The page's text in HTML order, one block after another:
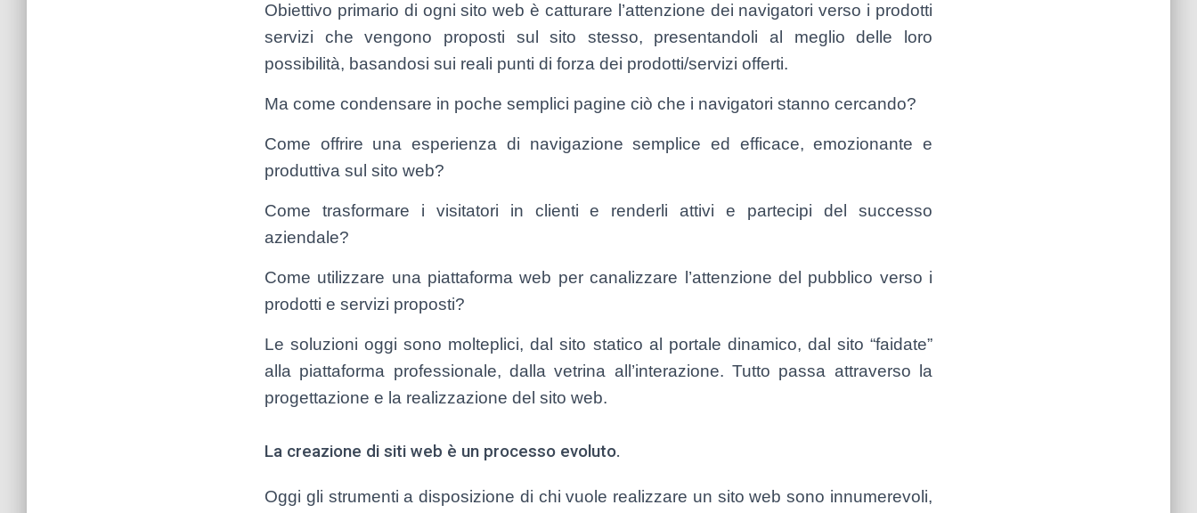
Obiettivo primario di ogni sito web è catturare l’attenzione dei navigatori verso i prodotti
servizi che vengono proposti sul sito stesso, presentandoli al meglio delle loro
possibilità, basandosi sui reali punti di forza dei prodotti/servizi offerti.
Ma come condensare in poche semplici pagine ciò che i navigatori stanno cercando?
Come offrire una esperienza di navigazione semplice ed efficace, emozionante e
produttiva sul sito web?
Come trasformare i visitatori in clienti e renderli attivi e partecipi del successo
aziendale?
Come utilizzare una piattaforma web per canalizzare l’attenzione del pubblico verso i
prodotti e servizi proposti?
Le soluzioni oggi sono molteplici, dal sito statico al portale dinamico, dal sito “faidate”
alla piattaforma professionale, dalla vetrina all’interazione. Tutto passa attraverso la
progettazione e la realizzazione del sito web.
La creazione di siti web è un processo evoluto.
Oggi gli strumenti a disposizione di chi vuole realizzare un sito web sono innumerevoli,